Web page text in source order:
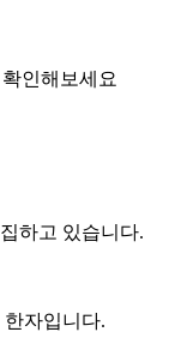
인해보세요
하고 있습니다.
자입니다.